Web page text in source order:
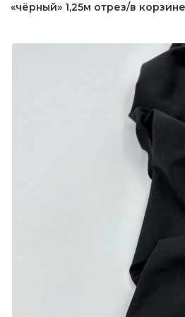
«чёрный» 1,25м отрез/в